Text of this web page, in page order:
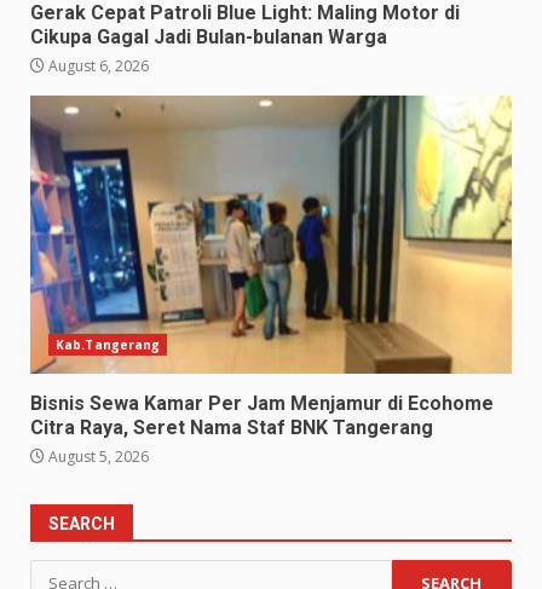
Gerak Cepat Patroli Blue Light: Maling Motor di
Cikupa Gagal Jadi Bulan-bulanan Warga
August 6, 2026
Kab.Tangerang
Bisnis Sewa Kamar Per Jam Menjamur di Ecohome
Citra Raya, Seret Nama Staf BNK Tangerang
August 5, 2026
SEARCH
Search